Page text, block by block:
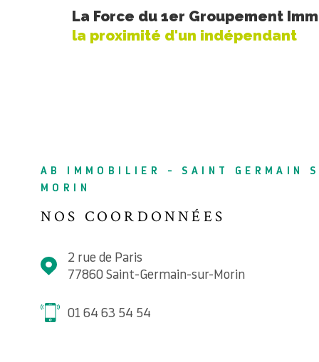
La Force du 1er Groupement
la proximité d'un indépendant
AB IMMOBILIER - SAINT GERMAIN
MORIN
NOS COORDONNÉES
2 rue de Paris
77860
Saint-Germain-sur-Morin
01 64 63 54 54